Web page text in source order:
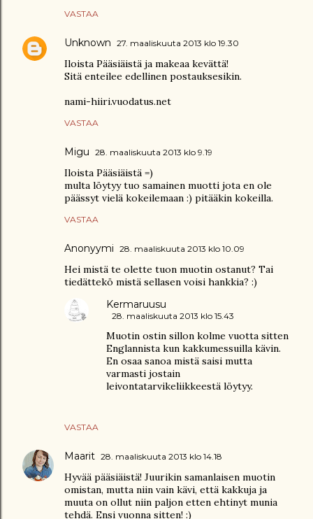
VASTAA
Unknown 27. maaliskuuta 2013 klo 19.30
Iloista Pääsiäistä ja makeaa kevättä!
Sitä enteilee edellinen postauksesikin.
nami-hiiri.vuodatus.net
VASTAA
Migu 28. maaliskuuta 2013 klo 9.19
Iloista Pääsiäistä =)
multa löytyy tuo samainen muotti jota en ole
päässyt vielä kokeilemaan :) pitääkin kokeilla.
VASTAA
Anonyymi 28. maaliskuuta 2013 klo 10.09
Hei mistä te olette tuon muotin ostanut? Tai
tiedättekö mistä sellasen voisi hankkia? :)
VASTAA
Kermaruusu
28. maaliskuuta 2013 klo 15.43
Muotin ostin sillon kolme vuotta sitten
Englannista kun kakkumessuilla kävin.
En osaa sanoa mistä saisi mutta
varmasti jostain
leivontatarvikeliikkeestä löytyy.
Maarit 28. maaliskuuta 2013 klo 14.18
Hyvää pääsiäistä! Juurikin samanlaisen muotin
omistan, mutta niin vain kävi, että kakkuja ja
muuta on ollut niin paljon etten ehtinyt munia
tehdä. Ensi vuonna sitten! :)